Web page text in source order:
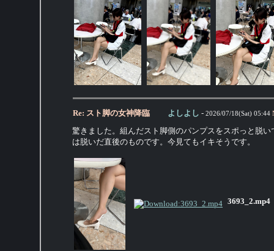
Re: スト脚の女神降臨 よしよし - 2026/07/18(Sat) 05:44
驚きました。組んだスト脚側のパンプスをスポっと脱
は脱いだ直後のものです。今見てもイキそうです。
3693_2.mp4